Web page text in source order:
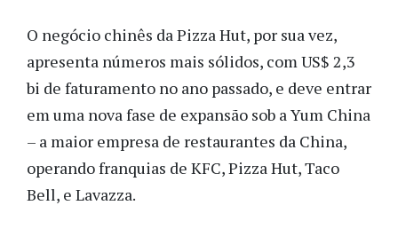
O negócio chinês da Pizza Hut, por sua vez,
apresenta números mais sólidos, com US$ 2,3
bi de faturamento no ano passado, e deve entrar
em uma nova fase de expansão sob a Yum China
– a maior empresa de restaurantes da China,
operando franquias de KFC, Pizza Hut, Taco
Bell, e Lavazza.